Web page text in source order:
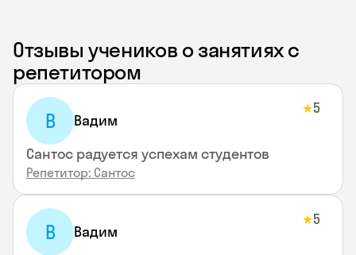
Отзывы учеников о занятиях с
репетитором
В Вадим
★5
Сантос радуется успехам студентов
Репетитор: Сантос
В Вадим
★5